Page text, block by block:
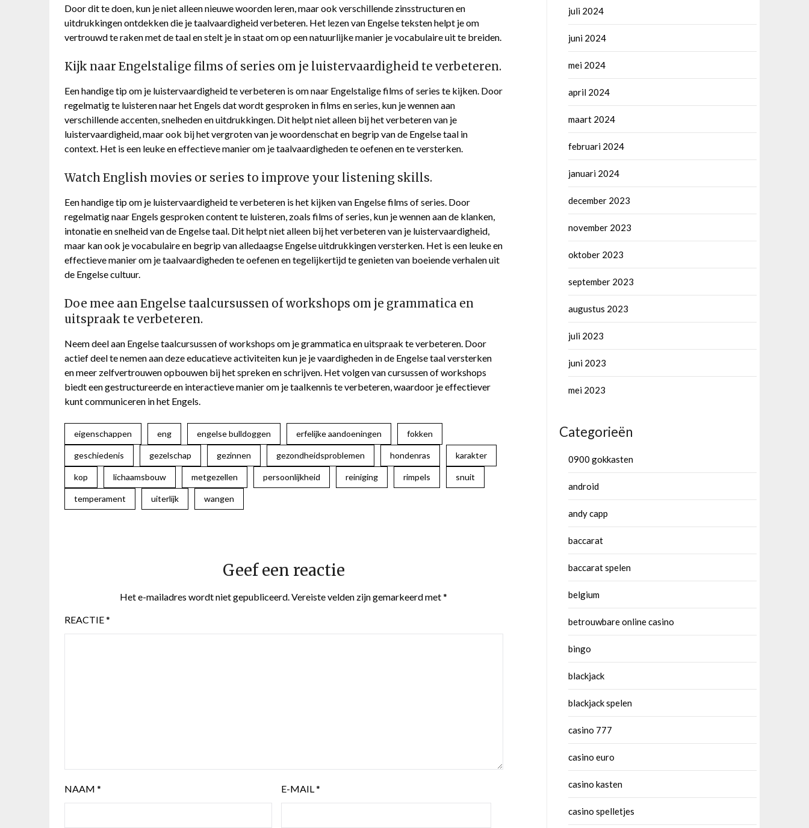
Door dit te doen, kun je niet alleen nieuwe woorden leren, maar ook verschillende zinsstructuren en
uitdrukkingen ontdekken die je taalvaardigheid verbeteren. Het lezen van Engelse teksten helpt je om
vertrouwd te raken met de taal en stelt je in staat om op een natuurlijke manier je vocabulaire uit te breiden.
Kijk naar Engelstalige films of series om je luistervaardigheid te verbeteren.
Een handige tip om je luistervaardigheid te verbeteren is om naar Engelstalige films of series te kijken. Door
regelmatig te luisteren naar het Engels dat wordt gesproken in films en series, kun je wennen aan
verschillende accenten, snelheden en uitdrukkingen. Dit helpt niet alleen bij het verbeteren van je
luistervaardigheid, maar ook bij het vergroten van je woordenschat en begrip van de Engelse taal in
context. Het is een leuke en effectieve manier om je taalvaardigheden te oefenen en te versterken.
Watch English movies or series to improve your listening skills.
Een handige tip om je luistervaardigheid te verbeteren is het kijken van Engelse films of series. Door
regelmatig naar Engels gesproken content te luisteren, zoals films of series, kun je wennen aan de klanken,
intonatie en snelheid van de Engelse taal. Dit helpt niet alleen bij het verbeteren van je luistervaardigheid,
maar kan ook je vocabulaire en begrip van alledaagse Engelse uitdrukkingen versterken. Het is een leuke en
effectieve manier om je taalvaardigheden te oefenen en tegelijkertijd te genieten van boeiende verhalen uit
de Engelse cultuur.
Doe mee aan Engelse taalcursussen of workshops om je grammatica en
uitspraak te verbeteren.
Neem deel aan Engelse taalcursussen of workshops om je grammatica en uitspraak te verbeteren. Door
actief deel te nemen aan deze educatieve activiteiten kun je je vaardigheden in de Engelse taal versterken
en meer zelfvertrouwen opbouwen bij het spreken en schrijven. Het volgen van cursussen of workshops
biedt een gestructureerde en interactieve manier om je taalkennis te verbeteren, waardoor je effectiever
kunt communiceren in het Engels.
eigenschappen eng engelse bulldoggen erfelijke aandoeningen fokken
geschiedenis gezelschap gezinnen gezondheidsproblemen hondenras karakter
kop lichaamsbouw metgezellen persoonlijkheid reiniging rimpels snuit
temperament uiterlijk wangen
Geef een reactie
Het e-mailadres wordt niet gepubliceerd.Vereiste velden zijn gemarkeerd met*
REACTIE*
NAAM * E-MAIL*
juli 2024
juni 2024
mei 2024
april 2024
maart 2024
februari 2024
januari 2024
december 2023
november 2023
oktober 2023
september 2023
augustus 2023
juli 2023
juni 2023
mei 2023
Categorieën
0900 gokkasten
android
andy capp
baccarat
baccarat spelen
belgium
betrouwbare online casino
bingo
blackjack
blackjack spelen
casino 777
casino euro
casino kasten
casino spelletjes